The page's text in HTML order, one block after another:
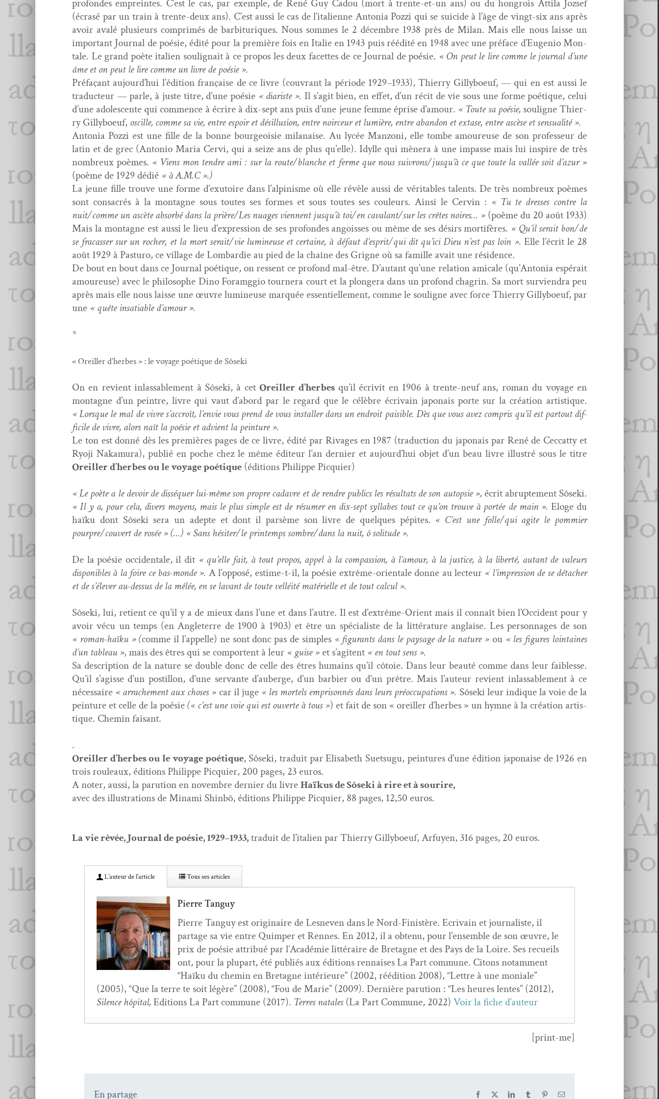
pro­fondes empreintes. C’est le cas, par exem­ple, de René Guy Cadou (mort à trente-et-un ans) ou du hon­grois Atti­la Jozsef
(écrasé par un train à trente-deux ans). C’est aus­si le cas de l’italienne Anto­nia Pozzi qui se sui­cide à l’âge de vingt-six ans après
avoir avalé plusieurs com­primés de bar­bi­turiques. Nous sommes le 2 décem­bre 1938 près de Milan. Mais elle nous laisse un
impor­tant Jour­nal de poésie, édité pour la pre­mière fois en Ital­ie en 1943 puis réédité en 1948 avec une pré­face d’Eugenio Mon­
tale. Le grand poète ital­ien soulig­nait à ce pro­pos les deux facettes de ce Jour­nal de poésie. « On peut le lire comme le jour­nal d’une
âme et on peut le lire comme un livre de poésie ».
Pré­façant aujourd’hui l’édition française de ce livre (cou­vrant la péri­ode 1929–1933), Thier­ry Gilly­boeuf, — qui en est aus­si le
tra­duc­teur — par­le, à juste titre, d’une poésie « diariste ». Il s’agit bien, en effet, d’un réc­it de vie sous une forme poé­tique, celui
d’une ado­les­cente qui com­mence à écrire à dix-sept ans puis d’une jeune femme éprise d’amour. « Toute sa poésie, souligne Thier­
ry Gilly­boeuf, oscille, comme sa vie, entre espoir et désil­lu­sion, entre noirceur et lumière, entre aban­don et extase, entre ascèse et sensualité ».
Anto­nia Pozzi est une fille de la bonne bour­geoisie milanaise. Au lycée Man­zoni, elle tombe amoureuse de son pro­fesseur de
latin et de grec (Anto­nio Maria Cervi, qui a seize ans de plus qu’elle). Idylle qui mèn­era à une impasse mais lui inspire de très
nom­breux poèmes. « Viens mon ten­dre ami : sur la route/blanche et ferme que nous suivrons/jusqu’à ce que toute la val­lée soit d’azur »
(poème de 1929 dédié « à A.M.C ».)
La jeune fille trou­ve une forme d’exutoire dans l’alpinisme où elle révèle aus­si de véri­ta­bles tal­ents. De très nom­breux poèmes
sont con­sacrés à la mon­tagne sous toutes ses formes et sous toutes ses couleurs. Ain­si le Cervin : « Tu te dress­es con­tre la
nuit/comme un ascète absorbé dans la prière/Les nuages vien­nent jusqu’à toi/en cavalant/sur les crêtes noires… » (poème du 20 août 1933)
Mais la mon­tagne est aus­si le lieu d’expression de ses pro­fondes angoiss­es ou même de ses désirs mor­tifères. « Qu’il serait bon/de
se fra­cass­er sur un rocher, et la mort serait/vie lumineuse et cer­taine, à défaut d’esprit/qui dit qu’ici Dieu n’est pas loin ». Elle l’écrit le 28
août 1929 à Pas­turo, ce vil­lage de Lom­bardie au pied de la chaîne des Grigne où sa famille avait une résidence.
De bout en bout dans ce Jour­nal poé­tique, on ressent ce pro­fond mal-être. D’autant qu’une rela­tion ami­cale (qu’Antonia espérait
amoureuse) avec le philosophe Dino Foramg­gio tourn­era court et la plongera dans un pro­fond cha­grin. Sa mort survien­dra peu
après mais elle nous laisse une œuvre lumineuse mar­quée essen­tielle­ment, comme le souligne avec force Thier­ry Gilly­boeuf, par
une « quête insa­tiable d’amour ».
*
« Oreiller d’herbes » : le voy­age poé­tique de Sôseki
On en revient inlass­able­ment à Sôse­ki, à cetOreiller d’herbesqu’il écriv­it en 1906 à trente-neuf ans, roman du voy­age en
mon­tagne d’un pein­tre, livre qui vaut d’abord par le regard que le célèbre écrivain japon­ais porte sur la créa­tion artis­tique.
« Lorsque le mal de vivre s’accroît, l’envie vous prend de vous installer dans un endroit pais­i­ble. Dès que vous avez com­pris qu’il est partout dif­
fi­cile de vivre, alors naît la poésie et advient la peinture ».
Le ton est don­né dès les pre­mières pages de ce livre, édité par Rivages en 1987 (tra­duc­tion du japon­ais par René de Cec­ca­t­ty et
Ryo­ji Naka­mu­ra), pub­lié en poche chez le même édi­teur l’an dernier et aujourd’hui objet d’un beau livre illus­tré sous le titre
Oreiller d’herbes ou le voy­age poé­tique (édi­tions Philippe Picquier)
« Le poète a le devoir de dis­sé­quer lui-même son pro­pre cadavre et de ren­dre publics les résul­tats de son autop­sie », écrit abrupte­ment Sôse­ki.
« Il y a, pour cela, divers moyens, mais le plus sim­ple est de résumer en dix-sept syl­labes tout ce qu’on trou­ve à portée de main ». Eloge du
haïku dont Sôse­ki sera un adepte et dont il parsème son livre de quelques pépites. « C’est une folle/qui agite le pom­mi­er
pourpre/couvert de rosée » (…) « Sans hésiter/le print­emps sombre/dans la nuit, ô solitude ».
De la poésie occi­den­tale, il dit « qu’elle fait, à tout pro­pos, appel à la com­pas­sion, à l’amour, à la jus­tice, à la lib­erté, autant de valeurs
disponibles à la foire ce bas-monde ». A l’opposé, estime-t-il, la poésie extrême-ori­en­tale donne au lecteur « l’impression de se détach­er
et de s’élever au-dessus de la mêlée, en se lavant de toute vel­léité matérielle et de tout calcul ».
Sôse­ki, lui, retient ce qu’il y a de mieux dans l’une et dans l’autre. Il est d’extrême-Orient mais il con­naît bien l’Occident pour y
avoir vécu un temps (en Angleterre de 1900 à 1903) et être un spé­cial­iste de la lit­téra­ture anglaise. Les per­son­nages de son
« roman-haïku » (comme il l’appelle) ne sont donc pas de sim­ples « fig­u­rants dans le paysage de la nature » ou « les fig­ures loin­taines
d’un tableau », mais des êtres qui se com­por­tent à leur « guise »et s’agitent « en tout sens ».
Sa descrip­tion de la nature se dou­ble donc de celle des êtres humains qu’il côtoie. Dans leur beauté comme dans leur faib­lesse.
Qu’il s’agisse d’un pos­til­lon, d’une ser­vante d’auberge, d’un bar­bi­er ou d’un prêtre. Mais l’auteur revient inlass­able­ment à ce
néces­saire « arrache­ment aux choses » car il juge « les mor­tels empris­on­nés dans leurs préoc­cu­pa­tions ». Sôse­ki leur indique la voie de la
pein­ture et celle de la poésie(« c’est une voie qui est ouverte à tous ») et fait de son « oreiller d’herbes » un hymne à la créa­tion artis­
tique. Chemin faisant.
.
Oreiller d’herbes ou le voy­age poé­tique, Sôse­ki, traduit par Elis­a­beth Suet­sugu, pein­tures d’une édi­tion japon­aise de 1926 en
trois rouleaux, édi­tions Philippe Pic­quier, 200 pages, 23 euros.
A not­er, aus­si, la paru­tion en novem­bre dernier du livreHaïkus de Sôse­ki à rire et à sourire,
avec des illus­tra­tions de Mina­mi Shin­bô, édi­tions Philippe Pic­quier, 88 pages, 12,50 euros.
La vie rêvée, Jour­nal de poésie, 1929–1933,traduit de l’italien par Thier­ry Gilly­boeuf, Arfuyen, 316 pages, 20 euros.
L’au­teur de l’article Tous ses articles
Pierre Tanguy
Pierre Tan­guy est orig­i­naire de Lesn­even dans le Nord-Fin­istère. Ecrivain et jour­nal­iste, il
partage sa vie entre Quim­per et Rennes. En 2012, il a obtenu, pour l’ensemble de son œuvre, le
prix de poésie attribué par l’Académie lit­téraire de Bre­tagne et des Pays de la Loire. Ses recueils
ont, pour la plu­part, été pub­liés aux édi­tions ren­nais­es La Part com­mune. Citons notam­ment
“Haïku du chemin en Bre­tagne intérieure” (2002, réédi­tion 2008), “Let­tre à une moni­ale”
(2005), “Que la terre te soit légère” (2008), “Fou de Marie” (2009). Dernière paru­tion : “Les heures lentes” (2012),
Silence hôpi­tal, Edi­tions La Part com­mune (2017). Ter­res natales(La Part Com­mune, 2022) Voir la fiche d’auteur
Cypris Kophidès,
[print-me]
En partage Facebook LinkedInTumblr PinterestEmail